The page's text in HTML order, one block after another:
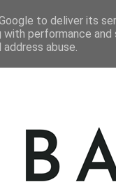
STYLIZACJE
to deliver its
with performance
abuse.